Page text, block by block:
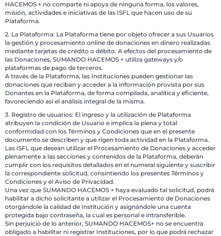
HACEMOS + no comparte ni apoya de ninguna forma, los valores,
misión, actividades e iniciativas de las ISFL que hacen uso de su
Plataforma.
2. La Plataforma: La Plataforma tiene por objeto ofrecer a sus Usuarios
la gestión y procesamiento online de donaciones en dinero realizadas
mediante tarjetas de crédito o débito. A efectos del procesamiento de
las Donaciones, SUMANDO HACEMOS + utiliza gateways y/o
plataformas de pago de terceros.
A través de la Plataforma, las Instituciones pueden gestionar las
donaciones que reciban y acceder a la información provista por sus
Donantes en la Plataforma, de forma compilada, analítica y eficiente,
favoreciendo así el análisis integral de la misma.
3. Registro de usuarios: El ingreso y la utilización de Plataforma
atribuyen la condición de Usuario e implica la plena y total
conformidad con los Términos y Condiciones que en el presente
documento se describen y que rigen toda actividad en la Plataforma.
Las ISFL que desean utilizar el Procesamiento de Donaciones y acceder
plenamente a las secciones y contenidos de la Plataforma, deberán
cumplir con los requisitos detallados en el numeral siguiente y suscribir
la correspondiente solicitud, consintiendo los presentes Términos y
Condiciones y el Aviso de Privacidad.
Una vez que SUMANDO HACEMOS + haya evaluado tal solicitud, podrá
habilitar a dicho solicitante a utilizar el Procesamiento de Donaciones
otorgándole la calidad de Institución y asignándole una cuenta
protegida bajo contraseña, la cual es personal e intransferible.
Sin perjuicio de lo anterior, SUMANDO HACEMOS+ no se encuentra
obligado a habilitar ni registrar Instituciones, por lo que podrá rechazar